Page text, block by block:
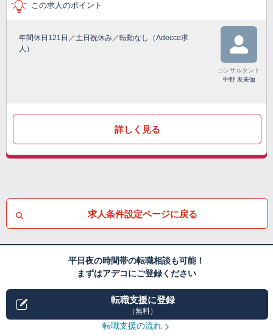
この求人のポイント
年間休日121日／土日祝休み／転勤なし（Adecco求
人）
コンサルタント
中野 友未伽
詳しく見る
求人条件設定ページに戻る
平日夜の時間帯の転職相談も可能！
まずはアデコにご登録ください
転職支援に登録
（無料）
転職支援の流れ